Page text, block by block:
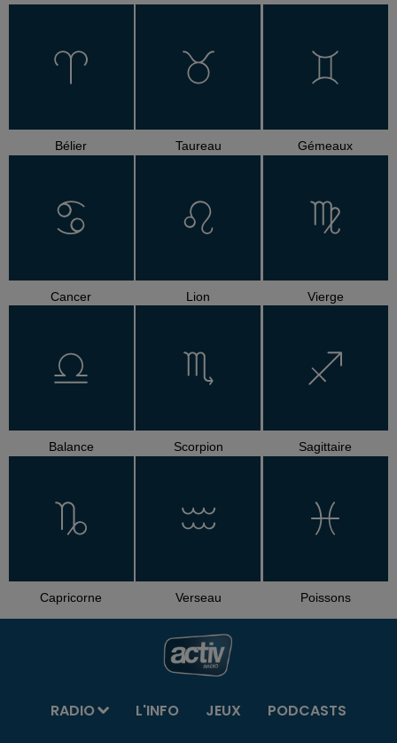
Bélier Taureau Gémeaux
Cancer Lion Vierge
Balance Scorpion Sagittaire
Capricorne Verseau Poissons
RADIO L'INFO JEUX
PODCASTS